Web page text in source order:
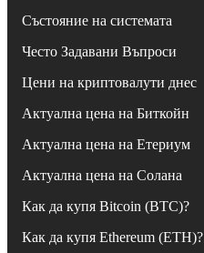
Състояние на системата
Често Задавани Въпроси
Цени на криптовалути днес
Актуална цена на Биткойн
Актуална цена на Етериум
Актуална цена на Солана
Как да купя Bitcoin (BTC)?
Как да купя Ethereum (ETH)?